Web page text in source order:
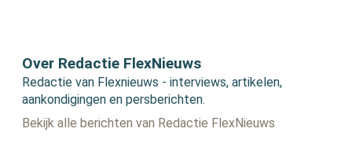
Over Redactie FlexNieuws
Redactie van Flexnieuws - interviews, artikelen,
aankondigingen en persberichten.
Bekijk alle berichten van Redactie FlexNieuws